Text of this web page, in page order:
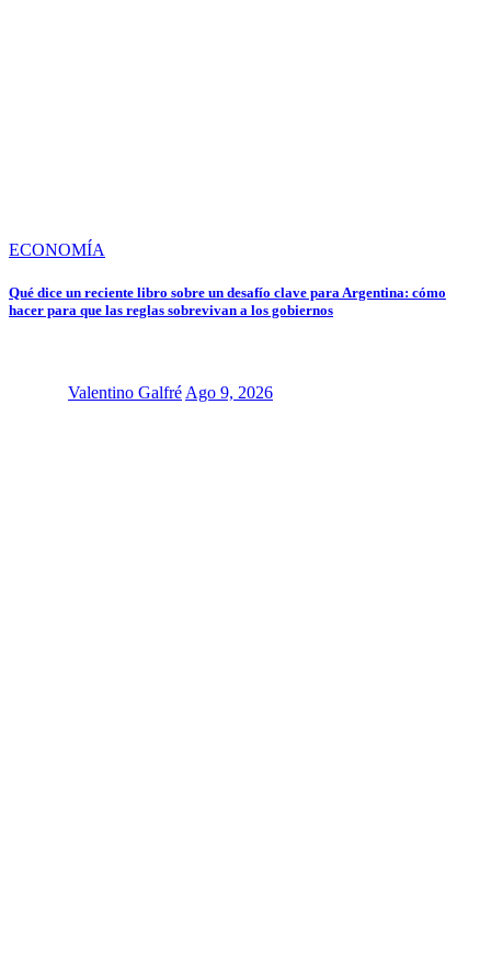
ECONOMÍA
Qué dice un reciente libro sobre un desafío clave para Argentina: cómo
hacer para que las reglas sobrevivan a los gobiernos
Valentino Galfré Ago 9, 2026